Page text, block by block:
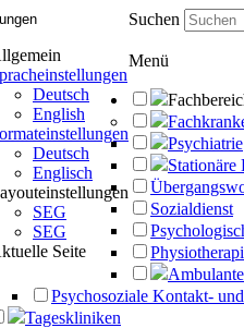
Deutsch
English
Deutsch
Englisch
SEG
SEG
Seite
Suchen
Menü
Psychiatrie
Stationäre
Sozialdienst
Psychosoziale Kontakt-
Tageskliniken